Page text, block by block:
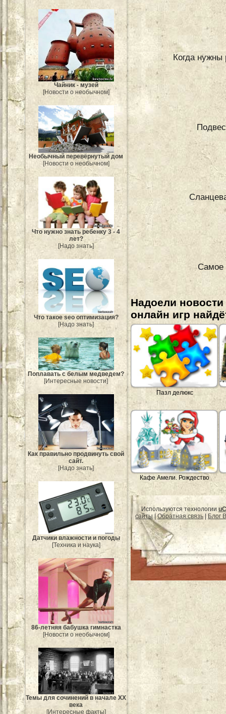
Чайник - музей
[Новости о необычном]
Необычный перевёрнутый дом
[Новости о необычном]
Что нужно знать ребенку 3 - 4
лет?
[Надо знать]
Что такое seo оптимизация?
[Надо знать]
Поплавать с белым медведем?
[Интересные новости]
Как правильно продвинуть свой
сайт.
[Надо знать]
Датчики влажности и погоды
[Техника и наука]
86-летняя бабушка гимнастка
[Новости о необычном]
Темы для сочинений в начале XX
века
[Интересные факты]
Когда
Самое
Надоели
онлайн игр
Пазл делюкс
Кафе Амели. Рождество
Используются технологии
сайты|Обратная связь Блог